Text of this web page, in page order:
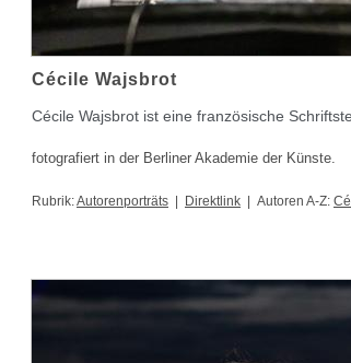
Cécile Wajsbrot
Cécile Wajsbrot ist eine französische
fotografiert in der Berliner Akademie der Künste.
Rubrik:Autorenporträts Direktlink | Autoren A-Z: